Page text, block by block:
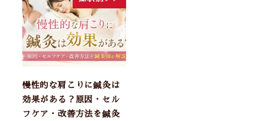
慢性的な肩こりに鍼灸は
効果がある？原因・セル
フケア・改善方法を鍼灸